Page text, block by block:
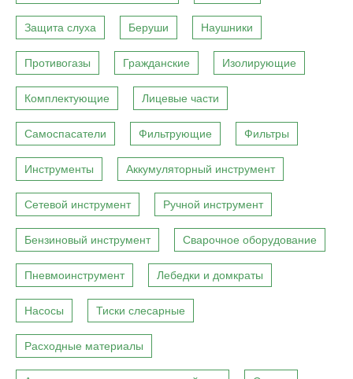
Защита слуха Беруши Наушники
Противогазы Гражданские Изолирующие
Комплектующие Лицевые части
Самоспасатели Фильтрующие Фильтры
Инструменты Аккумуляторный инструмент
Сетевой инструмент Ручной инструмент
Бензиновый инструмент Сварочное оборудование
Пневмоинструмент Лебедки и домкраты
Насосы Тиски слесарные
Расходные материалы